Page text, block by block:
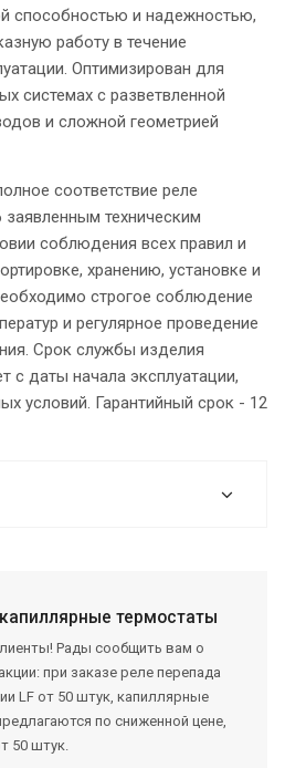
способностью и надежностью,
работу в течение
Оптимизирован для
системах с разветвленной
и сложной геометрией
соответствие реле
заявленным техническим
соблюдения всех правил и
хранению, установке и
строгое соблюдение
и регулярное проведение
Срок службы изделия
с даты начала эксплуатации,
условий. Гарантийный срок - 12
термостаты
Рады сообщить вам о
при заказе реле перепада
LF от 50 штук, капиллярные
по сниженной цене,
50 штук.